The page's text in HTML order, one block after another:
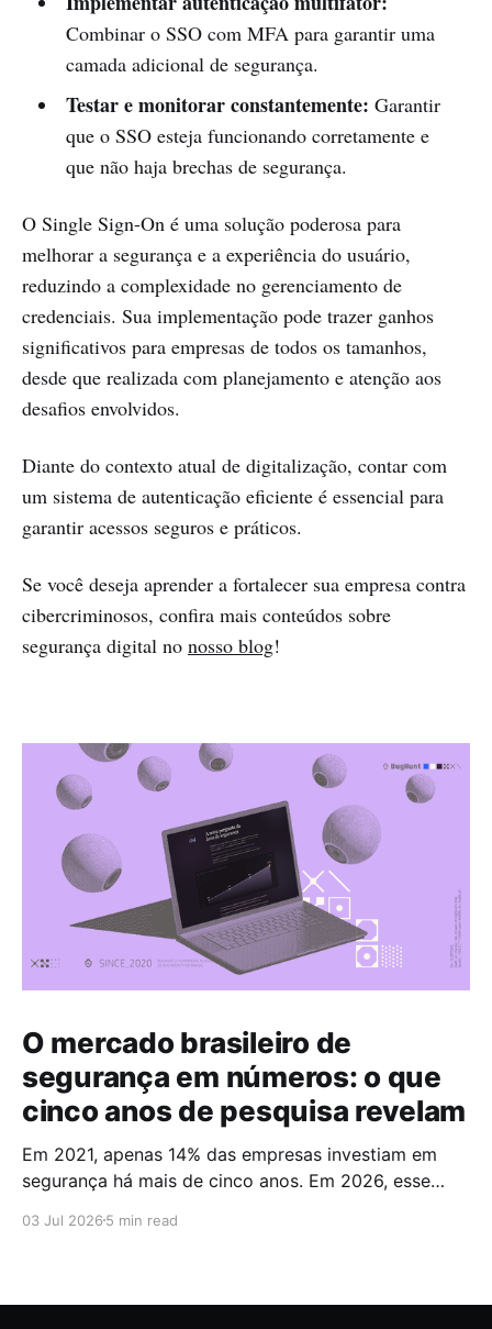
Combinar o SSO com MFA para garantir uma
camada adicional de segurança.
Testar e monitorar constantemente: Garantir
que o SSO esteja funcionando corretamente e
que não haja brechas de segurança.
O Single Sign-On é uma solução poderosa para
melhorar a segurança e a experiência do usuário,
reduzindo a complexidade no gerenciamento de
credenciais. Sua implementação pode trazer ganhos
significativos para empresas de todos os tamanhos,
desde que realizada com planejamento e atenção aos
desafios envolvidos.
Diante do contexto atual de digitalização, contar com
um sistema de autenticação eficiente é essencial para
garantir acessos seguros e práticos.
Se você deseja aprender a fortalecer sua empresa contra
cibercriminosos, confira mais conteúdos sobre
segurança digital no nosso blog!
O mercado brasileiro de
segurança em números: o que
cinco anos de pesquisa revelam
Em 2021, apenas 14% das empresas investiam em
segurança há mais de cinco anos. Em 2026, esse
para que a maioria do mercado cruzasse a fronteira
histórica conduzida pela
03 Jul 2026 5 min read